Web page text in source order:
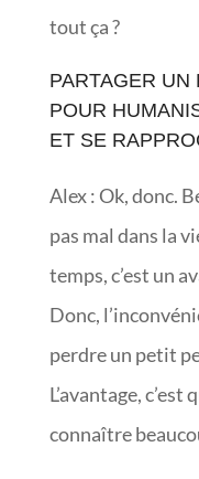
tout ça ?
PARTAGER UN
POUR
ET SE
Alex : Ok, donc.
pas mal dans la
temps, c’est un
Donc,
perdre un petit
L’avantage,
connaître